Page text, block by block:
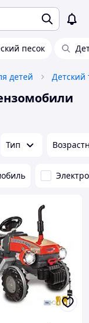
песок
детей Детский
Тип